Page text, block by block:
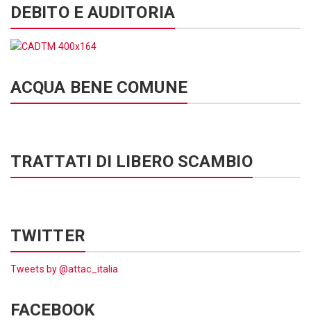
DEBITO E AUDITORIA
ACQUA BENE COMUNE
TRATTATI DI LIBERO SCAMBIO
TWITTER
Tweets by @attac_italia
FACEBOOK